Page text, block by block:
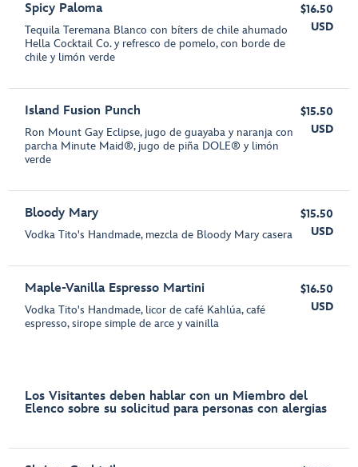
Spicy Paloma
Tequila Teremana Blanco con bíters de chile ahumado
Hella Cocktail Co. y refresco de pomelo, con borde de
chile y limón verde
$16.50
USD
Island Fusion Punch
Ron Mount Gay Eclipse, jugo de guayaba y naranja con
parcha Minute Maid®, jugo de piña DOLE® y limón
verde
$15.50
USD
Bloody Mary
Vodka Tito's Handmade, mezcla de Bloody Mary casera
$15.50
USD
Maple-Vanilla Espresso Martini
Vodka Tito's Handmade, licor de café Kahlúa, café
espresso, sirope simple de arce y vainilla
$16.50
USD
Los Visitantes deben hablar con un Miembro del
Elenco sobre su solicitud para personas con alergias